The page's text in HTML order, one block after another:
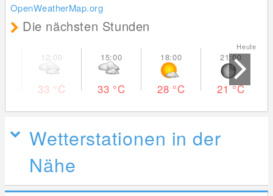
OpenWeatherMap.org
Die nächsten Stunden
33 °C 33 °C 28 °C 21°C
Heute
Wetterstationen in der
Nähe